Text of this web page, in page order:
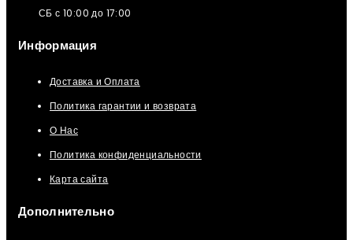
СБ с 10:00 до 17:00
Информация
Доставка и Оплата
Политика гарантии и возврата
О Нас
Политика конфиденциальности
Карта сайта
Дополнительно